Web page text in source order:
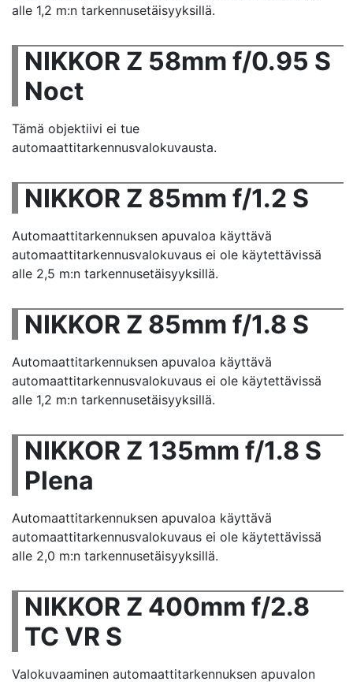
alle 1,2 m:n tarkennusetäisyyksillä.
NIKKOR Z 58mm f/0.95 S
Noct
Tämä objektiivi ei tue
automaattitarkennusvalokuvausta.
NIKKOR Z 85mm f/1.2 S
Automaattitarkennuksen apuvaloa käyttävä
automaattitarkennusvalokuvaus ei ole käytettävissä
alle 2,5 m:n tarkennusetäisyyksillä.
NIKKOR Z 85mm f/1.8 S
Automaattitarkennuksen apuvaloa käyttävä
automaattitarkennusvalokuvaus ei ole käytettävissä
alle 1,2 m:n tarkennusetäisyyksillä.
NIKKOR Z 135mm f/1.8 S
Plena
Automaattitarkennuksen apuvaloa käyttävä
automaattitarkennusvalokuvaus ei ole käytettävissä
alle 2,0 m:n tarkennusetäisyyksillä.
NIKKOR Z 400mm f/2.8
TC VR S
Valokuvaaminen automaattitarkennuksen apuvalon